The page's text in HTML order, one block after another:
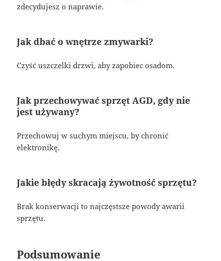
zdecydujesz o naprawie.
Jak dbać o wnętrze zmywarki?
Czyść uszczelki drzwi, aby zapobiec osadom.
Jak przechowywać sprzęt AGD, gdy nie
jest używany?
Przechowuj w suchym miejscu, by chronić
elektronikę.
Jakie błędy skracają żywotność sprzętu?
Brak konserwacji to najczęstsze powody awarii
sprzętu.
Podsumowanie